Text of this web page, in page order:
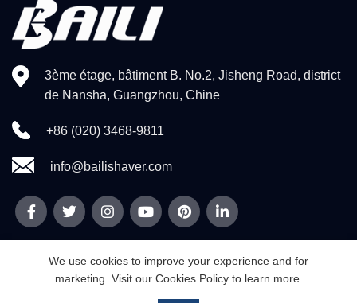
3ème étage, bâtiment B. No.2, Jisheng Road, district
de Nansha, Guangzhou, Chine
+86 (020) 3468-9811
info@bailishaver.com
We use cookies to improve your experience and for
marketing. Visit our Cookies Policy to learn more.